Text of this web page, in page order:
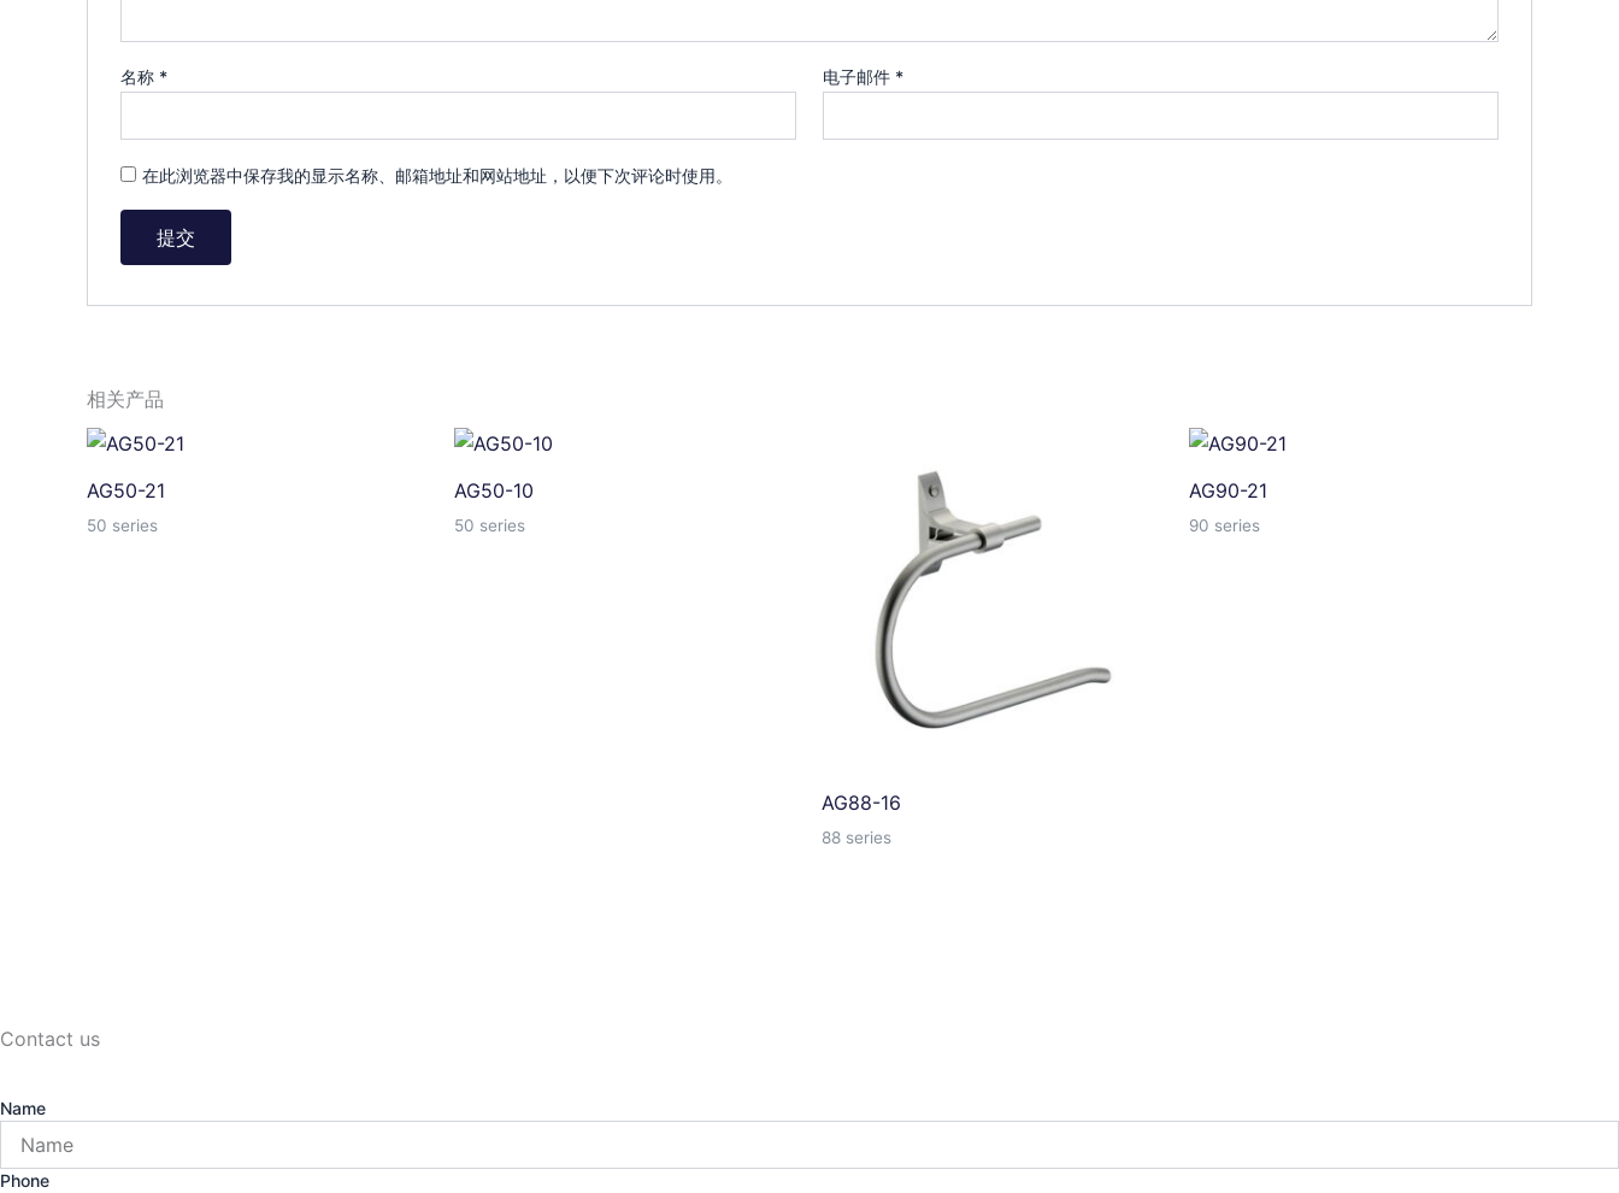
名称 * 电子邮件 *
在此浏览器中保存我的显示名称、邮箱地址和网站地址，以便下次评论时使用。
相关产品
AG50-21
50 series
AG50-10
50 series
AG88-16
88 series
AG90-21
90 series
Contact us
Name
Phone